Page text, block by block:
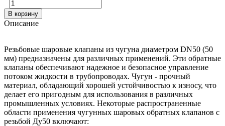
В корзину
Описание
Резьбовые шаровые клапаны из чугуна диаметром DN50 (50
мм) предназначены для различных применений. Эти обратные
клапаны обеспечивают надежное и безопасное управление
потоком жидкости в трубопроводах. Чугун - прочный
материал, обладающий хорошей устойчивостью к износу, что
делает его пригодным для использования в различных
промышленных условиях. Некоторые распространенные
области применения чугунных шаровых обратных клапанов с
резьбой Ду50 включают: